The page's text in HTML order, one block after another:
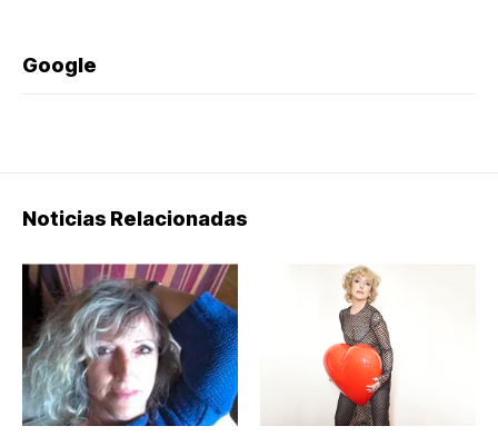
Google
Noticias Relacionadas